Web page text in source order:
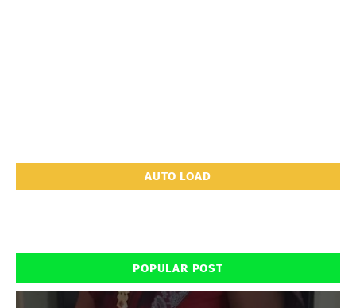
AUTO LOAD
POPULAR POST